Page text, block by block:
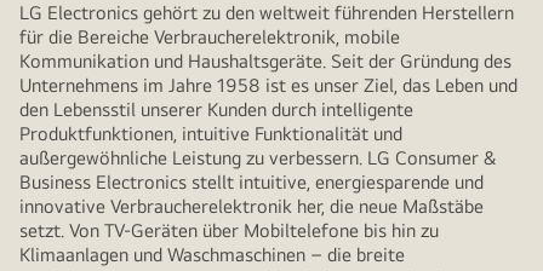
LG Electronics gehört zu den weltweit führenden Herstellern
für die Bereiche Verbraucherelektronik, mobile
Kommunikation und Haushaltsgeräte. Seit der Gründung des
Unternehmens im Jahre 1958 ist es unser Ziel, das Leben und
den Lebensstil unserer Kunden durch intelligente
Produktfunktionen, intuitive Funktionalität und
außergewöhnliche Leistung zu verbessern. LG Consumer &
Business Electronics stellt intuitive, energiesparende und
innovative Verbraucherelektronik her, die neue Maßstäbe
setzt. Von TV-Geräten über Mobiltelefone bis hin zu
Klimaanlagen und Waschmaschinen – die breite